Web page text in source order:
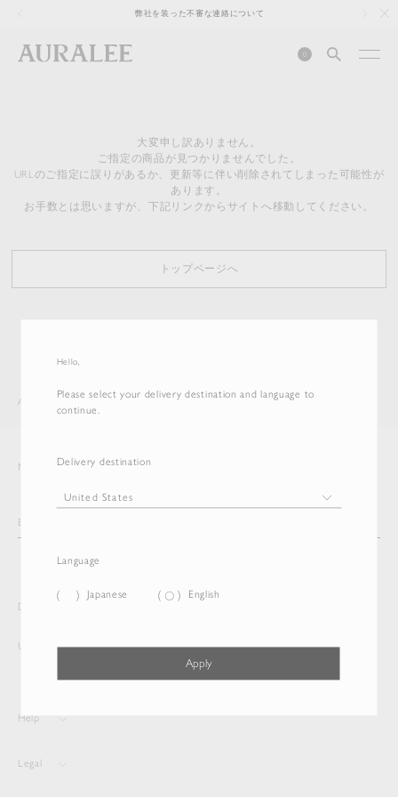
Hello,
Please select your delivery destination and language to
continue.
Delivery destination
Language
Japanese English
Apply
弊社を装った不審な連絡について
0
大変申し訳ありません。
ご指定の商品が見つかりませんでした。
URLのご指定に誤りがあるか、更新等に伴い削除されてしまった可能性が
あります。
お手数とは思いますが、下記リンクからサイトへ移動してください。
トップページへ
AURALEE ITEM
Newsletter
Delivery destination and Language
United States Japanese
Help
Legal